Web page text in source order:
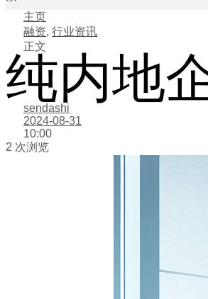
主页
融资, 行业资讯
正文
纯内地
sendashi
2024-08-31
10:00
2 次浏览